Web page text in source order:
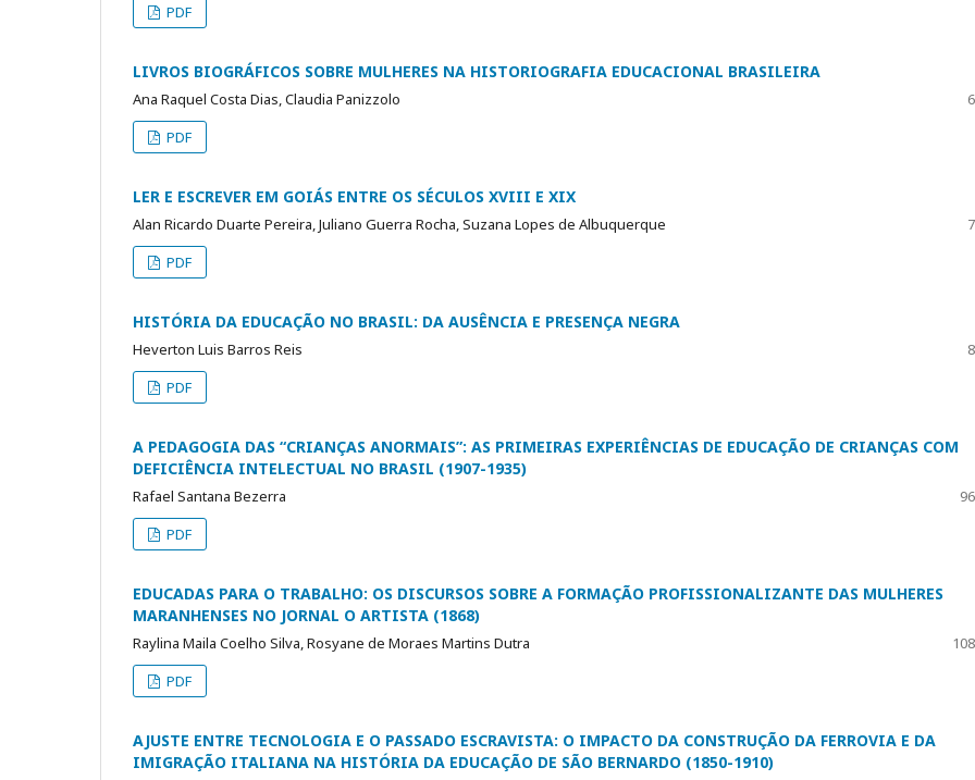
PDF
LIVROS BIOGRÁFICOS SOBRE MULHERES NA HISTORIOGRAFIA EDUCACIONAL BRASILEIRA
Ana Raquel Costa Dias, Claudia Panizzolo
PDF
LER E ESCREVER EM GOIÁS ENTRE OS SÉCULOS XVIII E XIX
Alan Ricardo Duarte Pereira, Juliano Guerra Rocha, Suzana Lopes de Albuquerque
PDF
HISTÓRIA DA EDUCAÇÃO NO BRASIL: DA AUSÊNCIA E PRESENÇA NEGRA
Heverton Luis Barros Reis
PDF
A PEDAGOGIA DAS “CRIANÇAS ANORMAIS”: AS PRIMEIRAS EXPERIÊNCIAS DE EDUCAÇÃO DE CRIANÇAS COM
DEFICIÊNCIA INTELECTUAL NO BRASIL (1907-1935)
Rafael Santana Bezerra
PDF
EDUCADAS PARA O TRABALHO: OS DISCURSOS SOBRE A FORMAÇÃO PROFISSIONALIZANTE DAS MULHERES
MARANHENSES NO JORNAL O ARTISTA (1868)
Raylina Maila Coelho Silva, Rosyane de Moraes Martins Dutra
PDF
AJUSTE ENTRE TECNOLOGIA E O PASSADO ESCRAVISTA: O IMPACTO DA CONSTRUÇÃO DA FERROVIA E DA
IMIGRAÇÃO ITALIANA NA HISTÓRIA DA EDUCAÇÃO DE SÃO BERNARDO (1850-1910)